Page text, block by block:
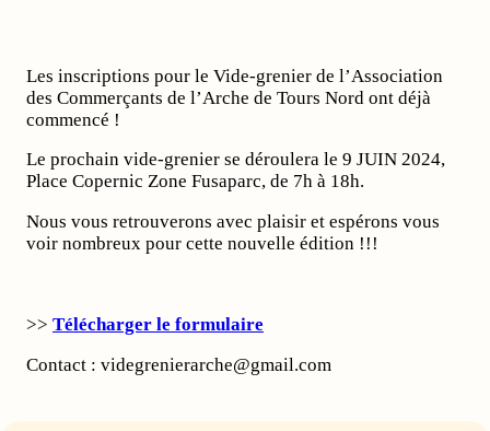
Les inscriptions pour le Vide-grenier de l’Association
des Commerçants de l’Arche de Tours Nord ont déjà
commencé !
Le prochain vide-grenier se déroulera le 9 JUIN 2024,
Place Copernic Zone Fusaparc, de 7h à 18h.
Nous vous retrouverons avec plaisir et espérons vous
voir nombreux pour cette nouvelle édition !!!
>> Télécharger le formulaire
Contact : videgrenierarche@gmail.com